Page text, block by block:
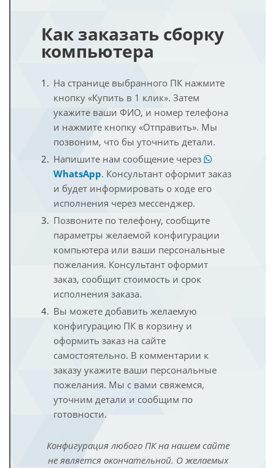
Как заказать сборку
компьютера
На странице выбранного ПК нажмите
кнопку «Купить в 1 клик». Затем
укажите ваши ФИО, и номер телефона
и нажмите кнопку «Отправить». Мы
позвоним, что бы уточнить детали.
Напишите нам сообщение через
WhatsApp. Консультант оформит заказ
и будет информировать о ходе его
исполнения через мессенджер.
Позвоните по телефону, сообщите
параметры желаемой конфигурации
компьютера или ваши персональные
пожелания. Консультант оформит
заказ, сообщит стоимость и срок
исполнения заказа.
Вы можете добавить желаемую
конфигурацию ПК в корзину и
оформить заказ на сайте
самостоятельно. В комментарии к
заказу укажите ваши персональные
пожелания. Мы с вами свяжемся,
уточним детали и сообщим по
готовности.
Конфигурация любого ПК на нашем сайте
не является окончательной. О желаемых